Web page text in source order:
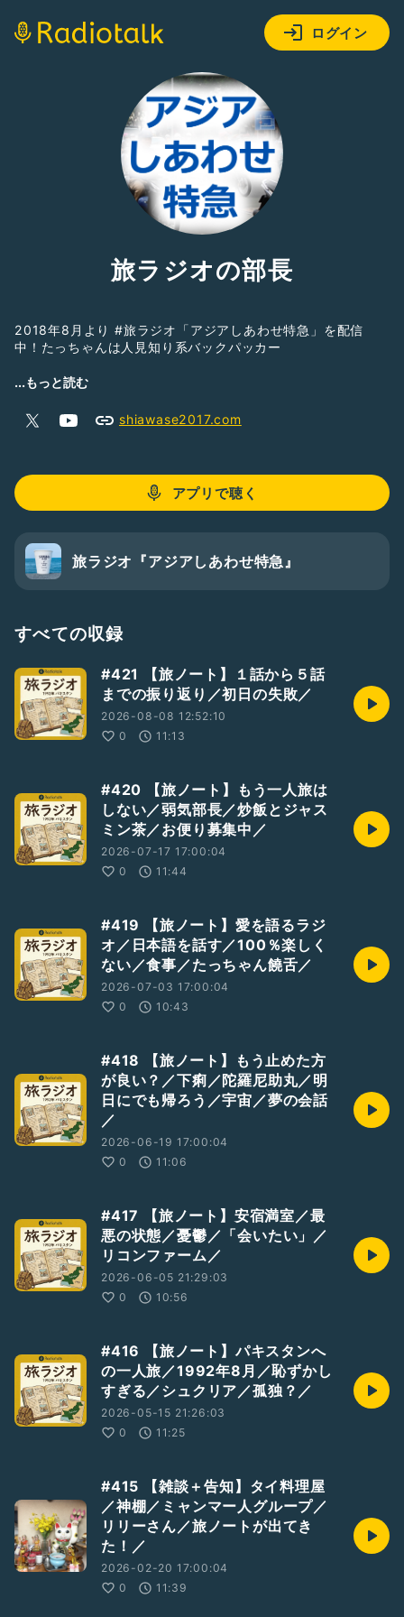
ログイン
旅ラジオの部長
2018年8月より #旅ラジオ「アジアしあわせ特急」を配信
中！たっちゃんは人見知り系バックパッカー
【最近の推し】｜#有田みかん🍊｜#三日月ブルワリー🌙｜
@ikemitsuvietnam🇻🇳｜#激うまバインミー🥖｜#オーサカ
バインミー🥖｜#熊野古道🌞｜#舎逢🌾｜
旅ブログ shiawase2017.com
...もっと読む
shiawase2017.com
アプリで聴く
旅ラジオ『アジアしあわせ特急』
すべての収録
#421 【旅ノート】１話から５話
までの振り返り／初日の失敗／
2026-08-08 12:52:10
0
11:13
#420 【旅ノート】もう一人旅は
しない／弱気部長／炒飯とジャス
ミン茶／お便り募集中／
2026-07-17 17:00:04
0
11:44
#419 【旅ノート】愛を語るラジ
オ／日本語を話す／100％楽しく
ない／食事／たっちゃん饒舌／
2026-07-03 17:00:04
0
10:43
#418 【旅ノート】もう止めた方
が良い？／下痢／陀羅尼助丸／明
日にでも帰ろう／宇宙／夢の会話
／
2026-06-19 17:00:04
0
11:06
#417 【旅ノート】安宿満室／最
悪の状態／憂鬱／「会いたい」／
リコンファーム／
2026-06-05 21:29:03
0
10:56
#416 【旅ノート】パキスタンへ
の一人旅／1992年8月／恥ずかし
すぎる／シュクリア／孤独？／
2026-05-15 21:26:03
0
11:25
#415 【雑談＋告知】タイ料理屋
／神棚／ミャンマー人グループ／
リリーさん／旅ノートが出てき
た！／
2026-02-20 17:00:04
0
11:39